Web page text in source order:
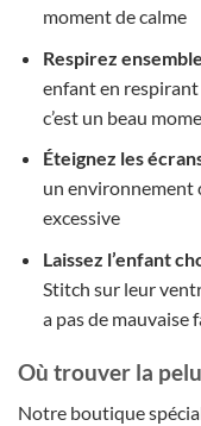
moment de calme
Respirez
enfant en
c’est un beau
Éteignez les
un environnement
excessive
Laissez l’enfant
Stitch sur leur
a pas de mauvaise
Où trouver la
Notre boutique